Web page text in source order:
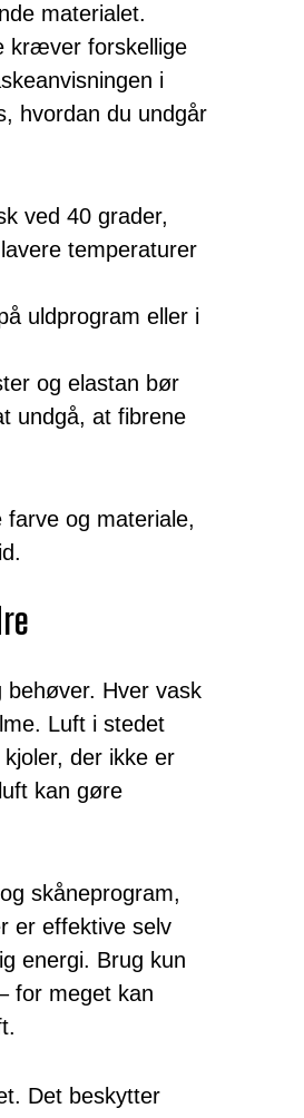
materialet.
kræver forskellige
i
hvordan du undgår
ved 40 grader,
temperaturer
uldprogram eller i
og elastan bør
undgå, at fibrene
og materiale,
Hver vask
Luft i stedet
der ikke er
kan gøre
skåneprogram,
er effektive selv
energi. Brug kun
for meget kan
Det beskytter